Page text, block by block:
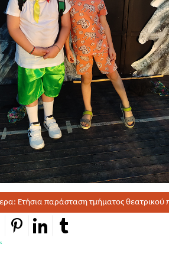
Ετήσια παράσταση τμήματος θεατρικού